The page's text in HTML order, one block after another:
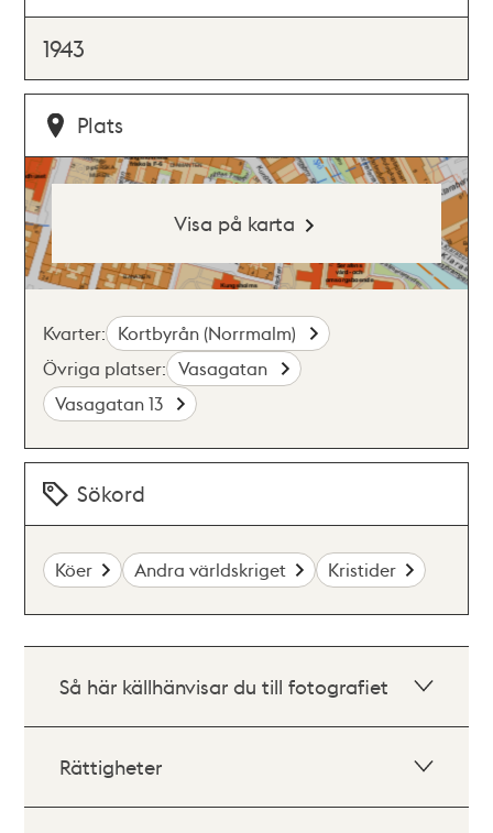
1943
Plats
Visa på karta
Kvarter: Kortbyrån (Norrmalm)
Övriga platser: Vasagatan
Vasagatan 13
Sökord
Köer Andra världskriget Kristider
Så här källhänvisar du till fotografiet
Rättigheter